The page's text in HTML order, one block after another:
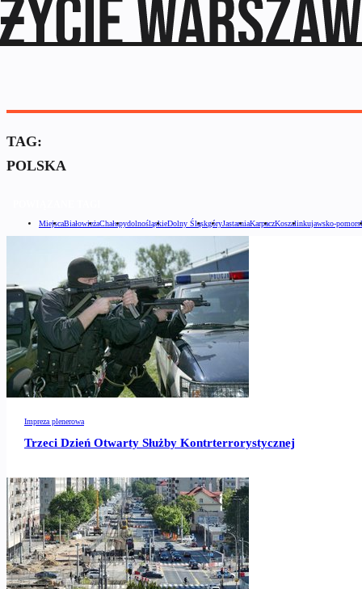
TAG:
POLSKA
MiejscaBiałowieżaChałupydolnośląskieDolny ŚląskgóryJastarniaKarpaczKoszalinkujawsko-
Impreza plenerowa
Trzeci Dzień Otwarty Służby Kontrterrorystycznej